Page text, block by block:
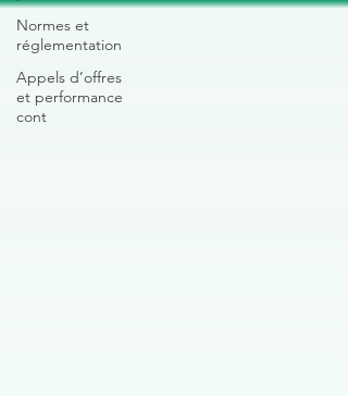
Normes et
réglementation
Appels d’offres
et performance
cont